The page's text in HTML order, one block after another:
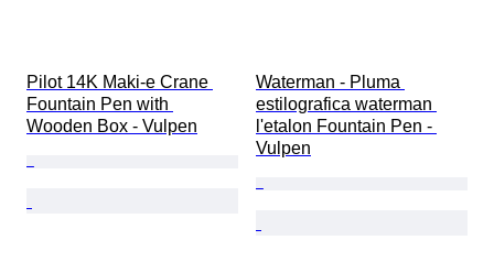
Pilot 14K Maki-e Crane
Fountain Pen with
Wooden Box - Vulpen
Waterman - Pluma
estilografica waterman
l'etalon Fountain Pen -
Vulpen